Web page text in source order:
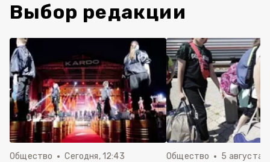
Выбор редакции
Общество Сегодня, 12:43 Общество 5 августа ,